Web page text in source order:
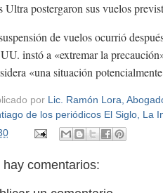
Ultra postergaron sus vuelos
de vuelos ocurrió
instó a «extremar la
«una situación
por Lic. Ramón Lora,
de los periódicos El Siglo, La
hay comentarios: